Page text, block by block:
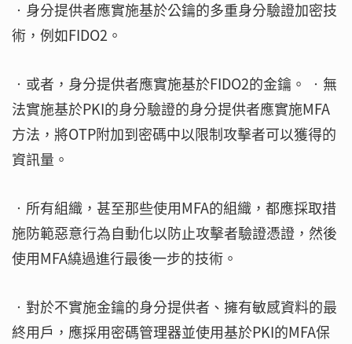
‧身分提供者應實施基於公鑰的多重身分驗證加密技
術，例如FIDO2。
‧或者，身分提供者應實施基於FIDO2的金鑰。 ‧無
法實施基於PKI的身分驗證的身分提供者應實施MFA
方法，將OTP附加到密碼中以限制攻擊者可以獲得的
資訊量。
‧所有組織，甚至那些使用MFA的組織，都應採取措
施防範惡意行為自動化以防止攻擊者驗證憑證，然後
使用MFA繞過進行最後一步的技術。
‧對於不實施金鑰的身分提供者、擁有敏感資料的最
終用戶，應採用密碼管理器並使用基於PKI的MFA保